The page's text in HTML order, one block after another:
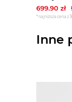
699.90 zł
*najniższa cena z
Inne